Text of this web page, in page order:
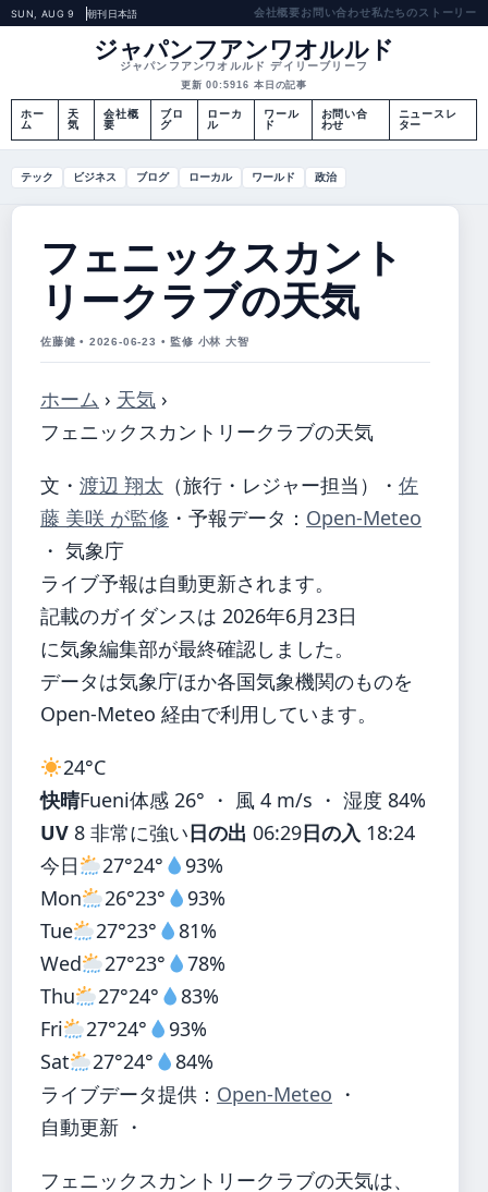
SUN, AUG 9 朝刊日本語 会社概要お問い合わせ私たちのストーリー
ジャパンフアンワオルルド
ジャパンフアンワオルルド デイリーブリーフ
更新 00:5916 本日の記事
ホー
ム
天
気
会社概
要
ブロ
グ
ローカ
ル
ワール
ド
お問い合
わせ
ニュースレ
ター
テック ビジネス ブログ ローカル ワールド 政治
フェニックスカント
リークラブの天気
佐藤健 • 2026-06-23 • 監修 小林 大智
ホーム › 天気 ›
フェニックスカントリークラブの天気
文・ 渡辺 翔太 （旅行・レジャー担当） ・ 佐
藤 美咲 が監修 ・ 予報データ： Open-Meteo
・ 気象庁
ライブ予報は自動更新されます。
記載のガイダンスは 2026年6月23日
に気象編集部が最終確認しました。
データは気象庁ほか各国気象機関のものを
Open-Meteo 経由で利用しています。
24°C
快晴Fueni体感 26° ・ 風 4 m/s ・ 湿度 84%
UV 8 非常に強い日の出 06:29日の入 18:24
今日
27°24°
93%
Mon
26°23°
93%
Tue
27°23°
81%
Wed
27°23°
78%
Thu
27°24°
83%
Fri
27°24°
93%
Sat
27°24°
84%
ライブデータ提供： Open-Meteo ・
自動更新 ・
フェニックスカントリークラブの天気は、